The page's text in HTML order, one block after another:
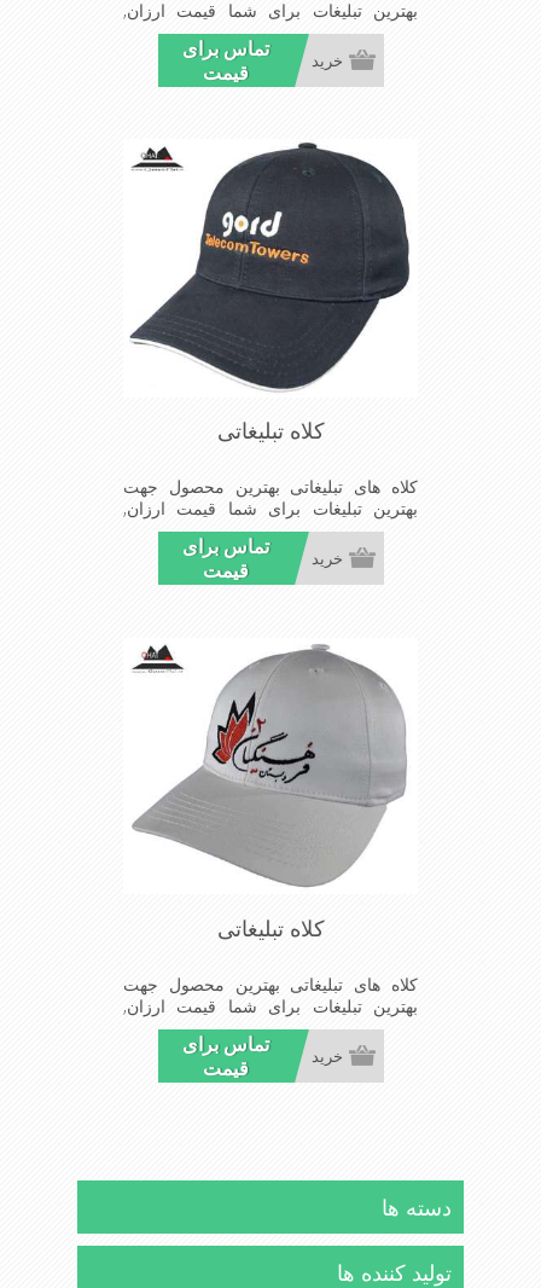
بهترین تبلیغات برای شما قیمت ارزان,
کیفیت مناسب و تحویل بموقع سفارشات
تماس برای
قیمت
خرید
کلاه تبلیغاتی
کلاه های تبلیغاتی بهترین محصول جهت
بهترین تبلیغات برای شما قیمت ارزان,
کیفیت مناسب و تحویل بموقع سفارشات
تماس برای
قیمت
خرید
کلاه تبلیغاتی
کلاه های تبلیغاتی بهترین محصول جهت
بهترین تبلیغات برای شما قیمت ارزان,
کیفیت مناسب و تحویل بموقع سفارشات
تماس برای
قیمت
خرید
دسته ها
تولید کننده ها